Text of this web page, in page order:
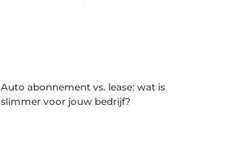
Auto abonnement vs. lease: wat is
slimmer voor jouw bedrijf?